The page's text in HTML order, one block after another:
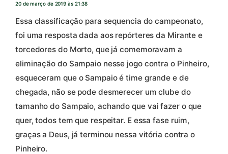
20 de março de 2019 às 21:38
Essa classificação para sequencia do campeonato,
foi uma resposta dada aos repórteres da Mirante e
torcedores do Morto, que já comemoravam a
eliminação do Sampaio nesse jogo contra o Pinheiro,
esqueceram que o Sampaio é time grande e de
chegada, não se pode desmerecer um clube do
tamanho do Sampaio, achando que vai fazer o que
quer, todos tem que respeitar. E essa fase ruim,
graças a Deus, já terminou nessa vitória contra o
Pinheiro.